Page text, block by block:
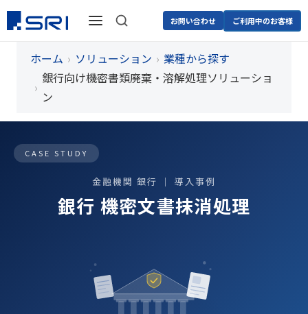
お問い合わせ ご利用中のお客様
ホーム ソリューション
業種から探す
銀行向け機密書類廃棄・溶解処理ソリューショ
ン
CASE STUDY
金融機関 銀行 ｜ 導入事例
銀行 機密文書抹消処理